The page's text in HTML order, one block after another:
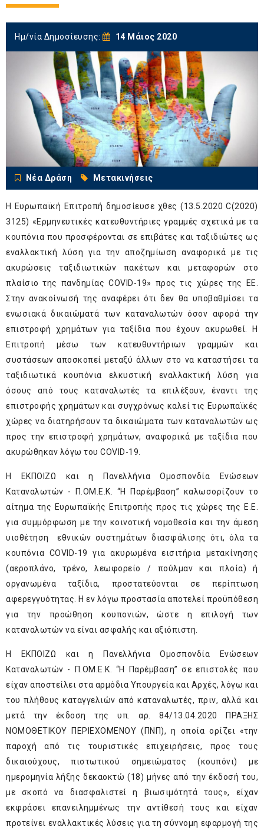
Ημ/νία Δημοσίευσης: 14 Μάιος 2020
Νέα Δράση Μετακινήσεις
Η Ευρωπαϊκή Επιτροπή δημοσίευσε χθες (13.5.2020 C(2020)
3125) «Ερμηνευτικές κατευθυντήριες γραμμές σχετικά με τα
κουπόνια που προσφέρονται σε επιβάτες και ταξιδιώτες ως
εναλλακτική λύση για την αποζημίωση αναφορικά με τις
ακυρώσεις ταξιδιωτικών πακέτων και μεταφορών στο
πλαίσιο της πανδημίας COVID-19» προς τις χώρες της ΕΕ.
Στην ανακοίνωσή της αναφέρει ότι δεν θα υποβαθμίσει τα
ενωσιακά δικαιώματά των καταναλωτών όσον αφορά την
επιστροφή χρημάτων για ταξίδια που έχουν ακυρωθεί. Η
Επιτροπή μέσω των κατευθυντήριων γραμμών και
συστάσεων αποσκοπεί μεταξύ άλλων στο να καταστήσει τα
ταξιδιωτικά κουπόνια ελκυστική εναλλακτική λύση για
όσους από τους καταναλωτές τα επιλέξουν, έναντι της
επιστροφής χρημάτων και συγχρόνως καλεί τις Ευρωπαϊκές
χώρες να διατηρήσουν τα δικαιώματα των καταναλωτών ως
προς την επιστροφή χρημάτων, αναφορικά με ταξίδια που
ακυρώθηκαν λόγω του COVID-19.
Η ΕΚΠΟΙΖΩ και η Πανελλήνια Ομοσπονδία Ενώσεων
Καταναλωτών - Π.ΟΜ.Ε.Κ. “Η Παρέμβαση” καλωσορίζουν το
αίτημα της Ευρωπαϊκής Επιτροπής προς τις χώρες της Ε.Ε.
για συμμόρφωση με την κοινοτική νομοθεσία και την άμεση
υιοθέτηση εθνικών συστημάτων διασφάλισης ότι, όλα τα
κουπόνια COVID-19 για ακυρωμένα εισιτήρια μετακίνησης
(αεροπλάνο, τρένο, λεωφορείο / πούλμαν και πλοία) ή
οργανωμένα ταξίδια, προστατεύονται σε περίπτωση
αφερεγγυότητας. Η εν λόγω προστασία αποτελεί προϋπόθεση
για την προώθηση κουπονιών, ώστε η επιλογή των
καταναλωτών να είναι ασφαλής και αξιόπιστη.
Η ΕΚΠΟΙΖΩ και η Πανελλήνια Ομοσπονδία Ενώσεων
Καταναλωτών - Π.ΟΜ.Ε.Κ. “Η Παρέμβαση” σε επιστολές που
είχαν αποστείλει στα αρμόδια Υπουργεία και Αρχές, λόγω και
του πλήθους καταγγελιών από καταναλωτές, πριν, αλλά και
μετά την έκδοση της υπ. αρ. 84/13.04.2020 ΠΡΑΞΗΣ
ΝΟΜΟΘΕΤΙΚΟΥ ΠΕΡΙΕΧΟΜΕΝΟΥ (ΠΝΠ), η οποία ορίζει «την
παροχή από τις τουριστικές επιχειρήσεις, προς τους
δικαιούχους, πιστωτικού σημειώματος (κουπόνι) με
ημερομηνία λήξης δεκαοκτώ (18) μήνες από την έκδοσή του,
με σκοπό να διασφαλιστεί η βιωσιμότητά τους», είχαν
εκφράσει επανειλημμένως την αντίθεσή τους και είχαν
προτείνει εναλλακτικές λύσεις για τη σύννομη εφαρμογή της